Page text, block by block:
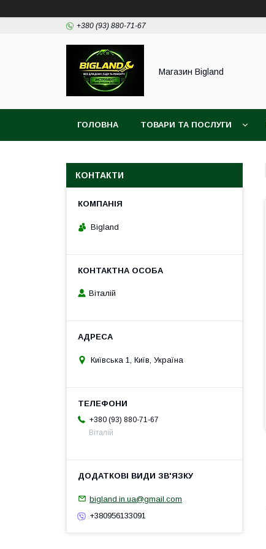
+380 (93) 880-71-67
Магазин Bigland
ГОЛОВНА ТОВАРИ ТА ПОСЛУГИ
КОНТАКТИ
Bigland
Віталій
Київська 1, Київ, Україна
+380 (93) 880-71-67
Віталій
bigland.in.ua@gmail.com
+380956133091